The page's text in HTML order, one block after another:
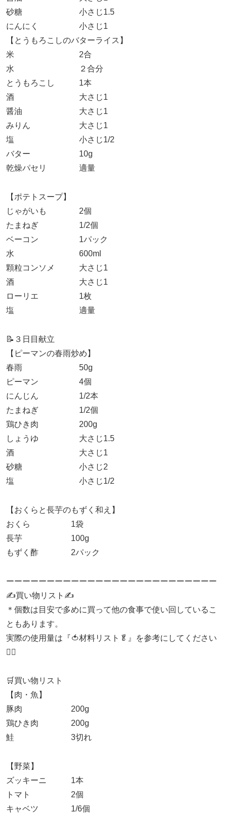
砂糖 小さじ1.5
にんにく 小さじ1
【とうもろこしのバターライス】
米 2合
水 ２合分
とうもろこし 1本
酒 大さじ1
醤油 大さじ1
みりん 大さじ1
塩 小さじ1/2
バター 10g
乾燥パセリ 適量
【ポテトスープ】
じゃがいも 2個
たまねぎ 1/2個
ベーコン 1パック
水 600ml
顆粒コンソメ 大さじ1
酒 大さじ1
ローリエ 1枚
塩 適量
📝３日目献立
【ピーマンの春雨炒め】
春雨 50g
ピーマン 4個
にんじん 1/2本
たまねぎ 1/2個
鶏ひき肉 200g
しょうゆ 大さじ1.5
酒 大さじ1
砂糖 小さじ2
塩 小さじ1/2
【おくらと長芋のもずく和え】
おくら 1袋
長芋 100g
もずく酢 2パック
ーーーーーーーーーーーーーーーーーーーーーーーーーー
✍買い物リスト✍
＊個数は目安で多めに買って他の食事で使い回しているこ
ともあります。
実際の使用量は『🍅材料リスト🥬』を参考にしてください
🙇‍♀
🛒買い物リスト
【肉・魚】
豚肉 200g
鶏ひき肉 200g
鮭 3切れ
【野菜】
ズッキーニ 1本
トマト 2個
キャベツ 1/6個